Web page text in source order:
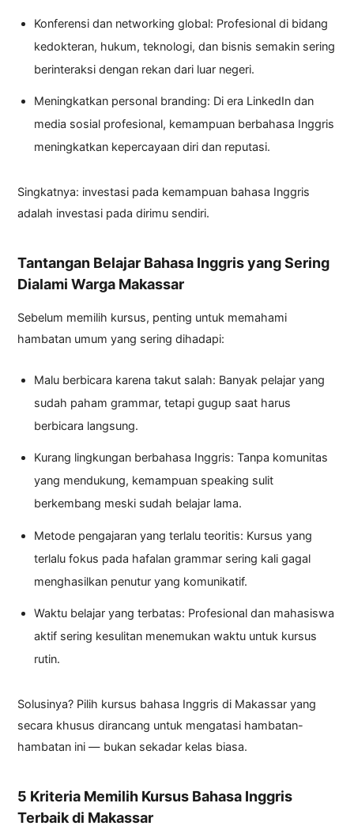
Konferensi dan networking global: Profesional di bidang
kedokteran, hukum, teknologi, dan bisnis semakin sering
berinteraksi dengan rekan dari luar negeri.
Meningkatkan personal branding: Di era LinkedIn dan
media sosial profesional, kemampuan berbahasa Inggris
meningkatkan kepercayaan diri dan reputasi.
Singkatnya: investasi pada kemampuan bahasa Inggris
adalah investasi pada dirimu sendiri.
Tantangan Belajar Bahasa Inggris yang Sering
Dialami Warga Makassar
Sebelum memilih kursus, penting untuk memahami
hambatan umum yang sering dihadapi:
Malu berbicara karena takut salah: Banyak pelajar yang
sudah paham grammar, tetapi gugup saat harus
berbicara langsung.
Kurang lingkungan berbahasa Inggris: Tanpa komunitas
yang mendukung, kemampuan speaking sulit
berkembang meski sudah belajar lama.
Metode pengajaran yang terlalu teoritis: Kursus yang
terlalu fokus pada hafalan grammar sering kali gagal
menghasilkan penutur yang komunikatif.
Waktu belajar yang terbatas: Profesional dan mahasiswa
aktif sering kesulitan menemukan waktu untuk kursus
rutin.
Solusinya? Pilih kursus bahasa Inggris di Makassar yang
secara khusus dirancang untuk mengatasi hambatan-
hambatan ini — bukan sekadar kelas biasa.
5 Kriteria Memilih Kursus Bahasa Inggris
Terbaik di Makassar